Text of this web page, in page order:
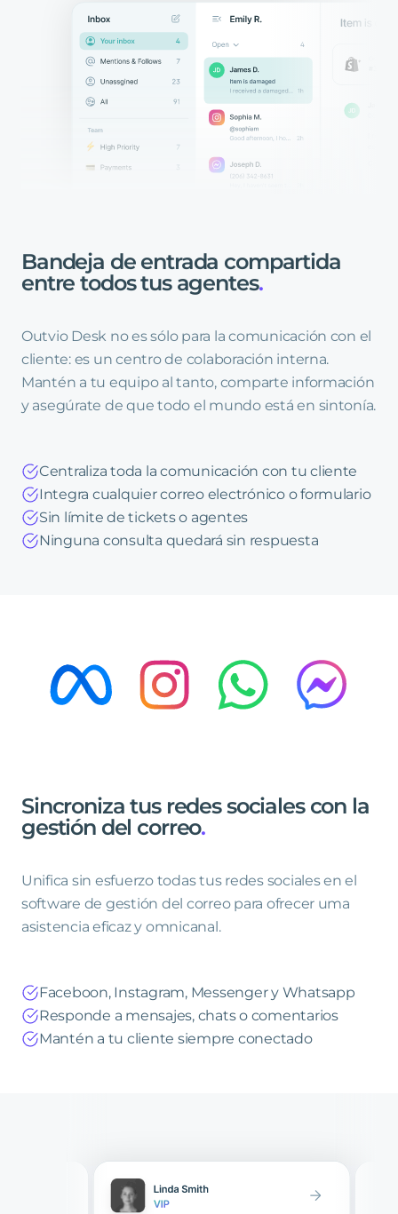
Bandeja de entrada compartida
entre todos tus agentes.
Outvio Desk no es sólo para la comunicación con el
cliente: es un centro de colaboración interna.
Mantén a tu equipo al tanto, comparte información
y asegúrate de que todo el mundo está en sintonía.
Centraliza toda la comunicación con tu cliente
Integra cualquier correo electrónico o formulario
Sin límite de tickets o agentes
Ninguna consulta quedará sin respuesta
Sincroniza tus redes sociales con la
gestión del correo.
Unifica sin esfuerzo todas tus redes sociales en el
software de gestión del correo para ofrecer uma
asistencia eficaz y omnicanal.
Faceboon, Instagram, Messenger y Whatsapp
Responde a mensajes, chats o comentarios
Mantén a tu cliente siempre conectado